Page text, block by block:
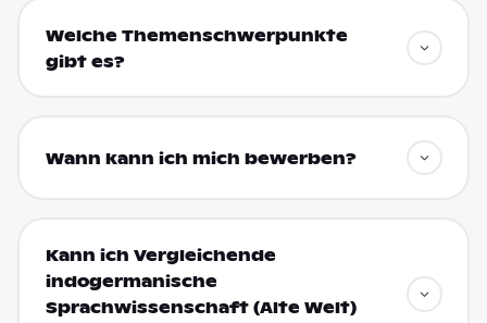
Welche Themenschwerpunkte
gibt es?
Wann kann ich mich bewerben?
Kann ich Vergleichende
indogermanische
Sprachwissenschaft (Alte Welt)